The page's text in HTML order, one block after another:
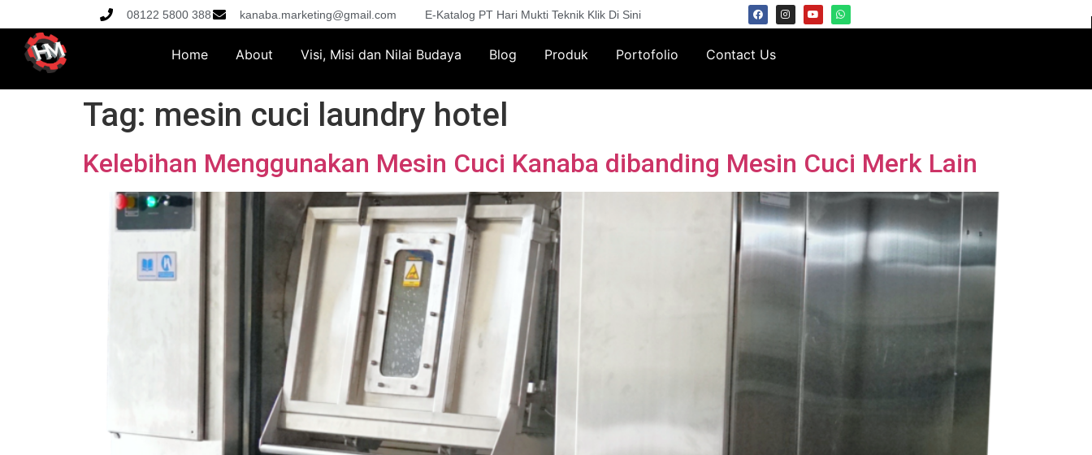
08122 5800 388 kanaba.marketing@gmail.com E-Katalog PT Hari Mukti Teknik Klik Di Sini
Home About Visi, Misi dan Nilai Budaya Blog Produk Portofolio Contact Us
Tag: mesin cuci laundry hotel
Kelebihan Menggunakan Mesin Cuci Kanaba dibanding Mesin Cuci Merk Lain